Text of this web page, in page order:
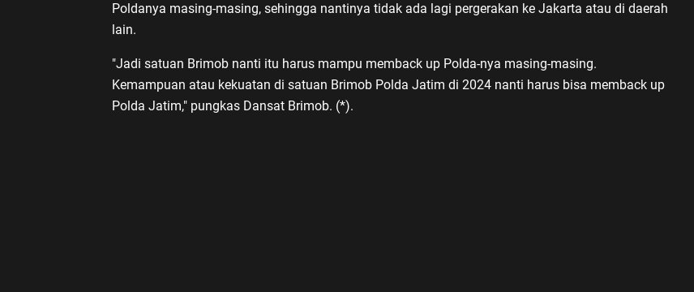
Poldanya masing-masing, sehingga nantinya tidak ada lagi pergerakan ke Jakarta atau di daerah
lain.
"Jadi satuan Brimob nanti itu harus mampu memback up Polda-nya masing-masing.
Kemampuan atau kekuatan di satuan Brimob Polda Jatim di 2024 nanti harus bisa memback up
Polda Jatim," pungkas Dansat Brimob. (*).